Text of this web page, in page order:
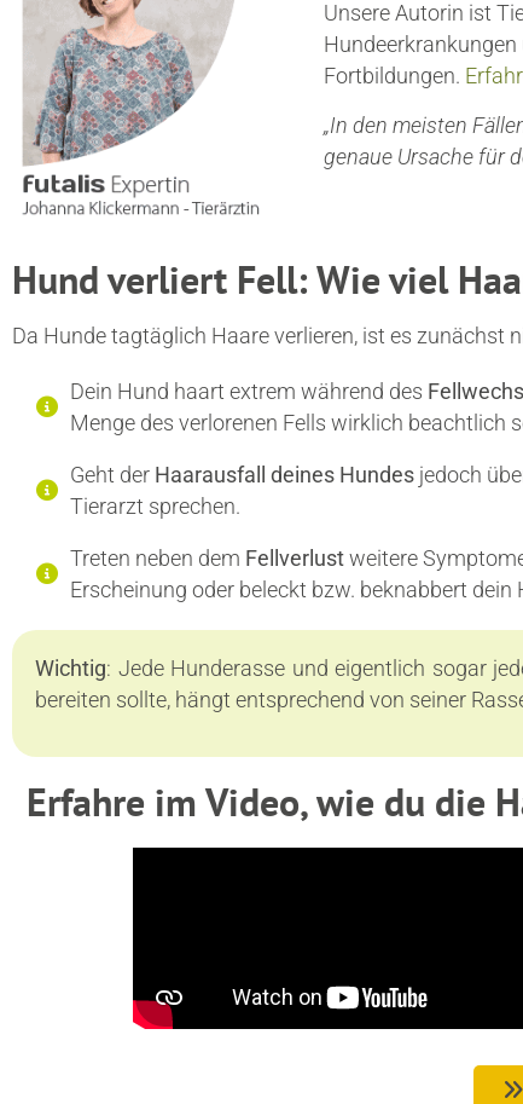
Unsere Autorin ist
Fortbildungen.
„In den meisten
genaue Ursache für
Hund verliert Fell: Wie viel
Da Hunde tagtäglich Haare verlieren, ist es zunächst
Dein Hund haart extrem während des
Menge des verlorenen Fells wirklich beachtlich
Geht der Haarausfall deines Hundesjedoch
Tierarzt sprechen.
Treten neben dem Fellverlustweitere
Erscheinung oder beleckt bzw. beknabbert
Wichtig: Jede Hunderasse und eigentlich sogar
bereiten sollte, hängt entsprechend von seiner
Erfahre im Video, wie du die